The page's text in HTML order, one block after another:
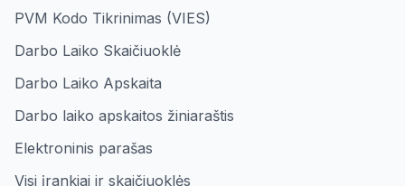
PVM Kodo Tikrinimas (VIES)
Darbo Laiko Skaičiuoklė
Darbo Laiko Apskaita
Darbo laiko apskaitos žiniaraštis
Elektroninis parašas
Visi įrankiai ir skaičiuoklės